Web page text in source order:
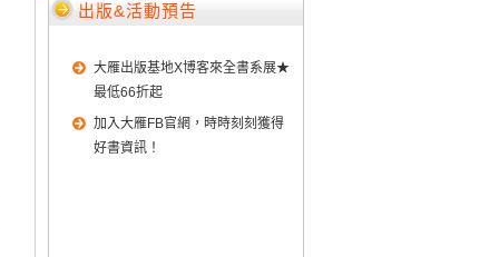
出版&活動預告
大雁出版基地X博客來全書系展★
最低66折起
加入大雁FB官網，時時刻刻獲得
好書資訊！